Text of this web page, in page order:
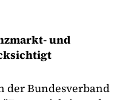
und
der Bundesverband